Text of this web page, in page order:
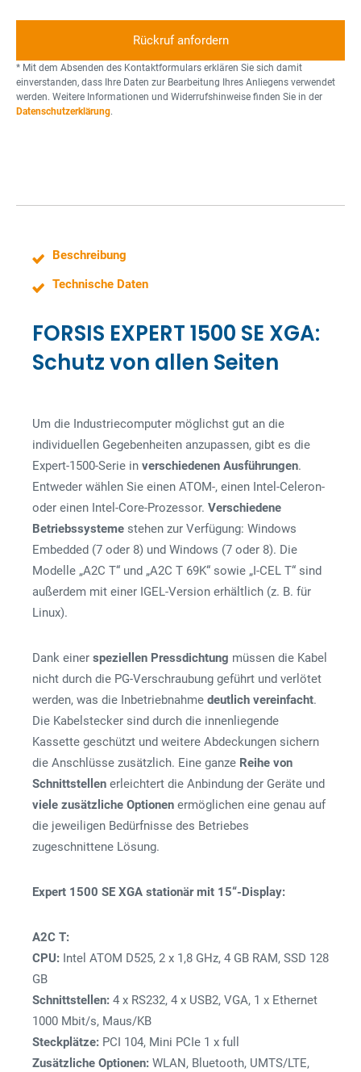
f s
o
n
l
o
n
n
r
* Mit dem Absenden des Kontaktformulars erklären Sie sich damit
einverstanden, dass Ihre Daten zur Bearbeitung Ihres Anliegens verwendet
werden. Weitere Informationen und Widerrufshinweise finden Sie in der
Datenschutzerklärung.
Beschreibung
Technische Daten
FORSIS EXPERT 1500 SE XGA:
Schutz von allen Seiten
Um die Industriecomputer möglichst gut an die
individuellen Gegebenheiten anzupassen, gibt es die
Expert-1500-Serie in verschiedenen Ausführungen.
Entweder wählen Sie einen ATOM-, einen Intel-Celeron-
oder einen Intel-Core-Prozessor. Verschiedene
Betriebssysteme stehen zur Verfügung: Windows
Embedded (7 oder 8) und Windows (7 oder 8). Die
Modelle „A2C T“ und „A2C T 69K“ sowie „I-CEL T“ sind
außerdem mit einer IGEL-Version erhältlich (z. B. für
Linux).
Dank einer speziellen Pressdichtung müssen die Kabel
nicht durch die PG-Verschraubung geführt und verlötet
werden, was die Inbetriebnahme deutlich vereinfacht.
Die Kabelstecker sind durch die innenliegende
Kassette geschützt und weitere Abdeckungen sichern
die Anschlüsse zusätzlich. Eine ganze Reihe von
Schnittstellen erleichtert die Anbindung der Geräte und
viele zusätzliche Optionen ermöglichen eine genau auf
die jeweiligen Bedürfnisse des Betriebes
zugeschnittene Lösung.
Expert 1500 SE XGA stationär mit 15“-Display:
A2C T:
CPU: Intel ATOM D525, 2 x 1,8 GHz, 4 GB RAM, SSD 128
GB
Schnittstellen: 4 x RS232, 4 x USB2, VGA, 1 x Ethernet
1000 Mbit/s, Maus/KB
Steckplätze: PCI 104, Mini PCIe 1 x full
Zusätzliche Optionen: WLAN, Bluetooth, UMTS/LTE,